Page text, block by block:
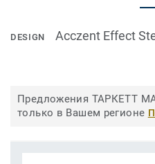
DESIGN Acczent Effect
Предложения ТАРКЕТТ
только в Вашем регионе